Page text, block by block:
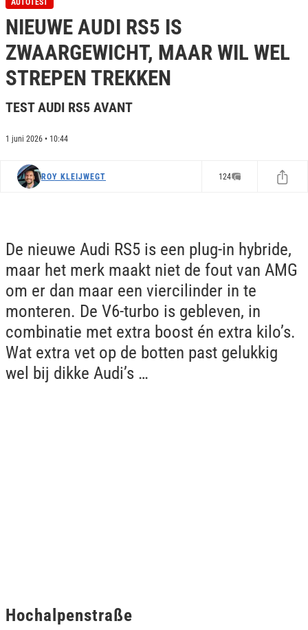
m
AUTOTEST
NIEUWE AUDI RS5 IS
ZWAARGEWICHT, MAAR WIL WEL
STREPEN TREKKEN
TEST AUDI RS5 AVANT
1 juni 2026 • 10:44
ROY KLEIJWEGT 124
De nieuwe Audi RS5 is een plug-in hybride,
maar het merk maakt niet de fout van AMG
om er dan maar een viercilinder in te
monteren. De V6-turbo is gebleven, in
combinatie met extra boost én extra kilo’s.
Wat extra vet op de botten past gelukkig
wel bij dikke Audi’s …
Hochalpenstraße